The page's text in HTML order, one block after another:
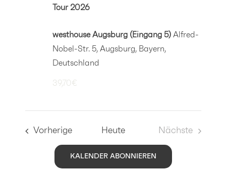
Tour 2026
westhouse Augsburg (Eingang 5) Alfred-
Nobel-Str. 5, Augsburg, Bayern,
Deutschland
39,70€
VorherigeVeranstaltungen
Heute
Nächste
KALENDER ABONNIEREN